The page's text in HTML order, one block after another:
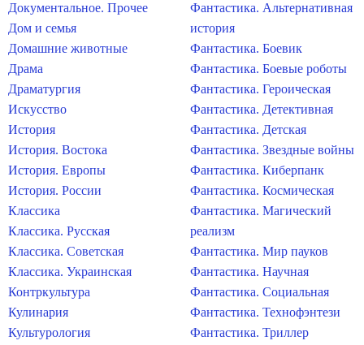
Документальное. Прочее
Дом и семья
Домашние животные
Драма
Драматургия
Искусство
История
История. Востока
История. Европы
История. России
Классика
Классика. Русская
Классика. Советская
Классика. Украинская
Контркультура
Кулинария
Культурология
Фантастика. Альтернативная
история
Фантастика. Боевик
Фантастика. Боевые роботы
Фантастика. Героическая
Фантастика. Детективная
Фантастика. Детская
Фантастика. Звездные войны
Фантастика. Киберпанк
Фантастика. Космическая
Фантастика. Магический
реализм
Фантастика. Мир пауков
Фантастика. Научная
Фантастика. Социальная
Фантастика. Технофэнтези
Фантастика. Триллер